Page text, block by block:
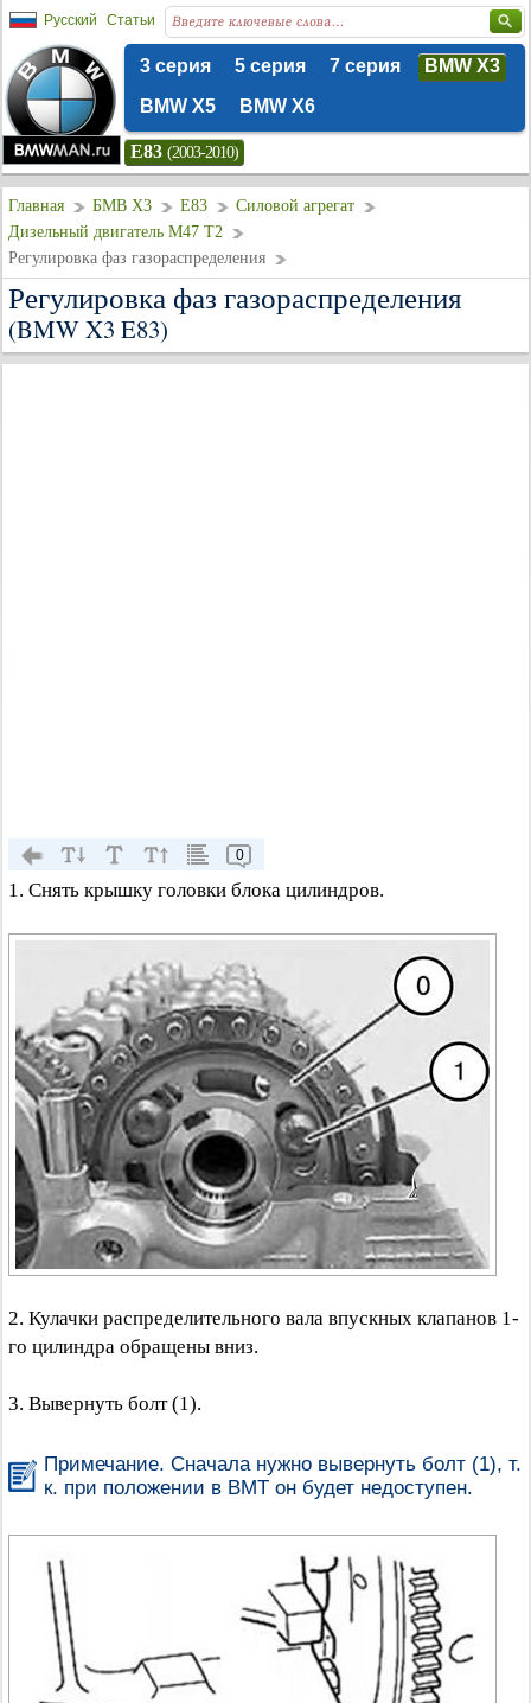
Русский Статьи
3 серия 5 серия 7 серия
BMW X3
BMW X5
BMW X6
E83 (2003-2010)
Главная БМВ Х3 E83
Силовой агрегат
Дизельный двигатель М47 Т2
Регулировка фаз газораспределения
Регулировка фаз газораспределения
(BMW X3 E83)
0
1. Снять крышку головки блока цилиндров.
2. Кулачки распределительного вала впускных клапанов 1-
го цилиндра обращены вниз.
3. Вывернуть болт (1).
Примечание. Сначала нужно вывернуть болт (1), т.
к. при положении в ВМТ он будет недоступен.